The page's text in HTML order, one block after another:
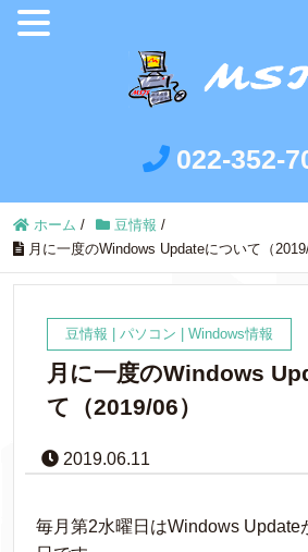
022-352-
ホーム / 豆情報 /
月に一度のWindows Updateについて（2019/
豆情報 パソコン Windows情報
月に一度のWindows
て（2019/06）
2019.06.11
毎月第2水曜日はWindows Update